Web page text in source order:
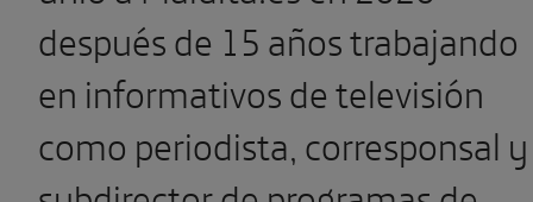
después de 15 años trabajando
en informativos de televisión
como periodista, corresponsal y